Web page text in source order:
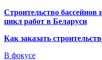
Строительство
цикл работ в Беларуси
Как заказать
В фокусе